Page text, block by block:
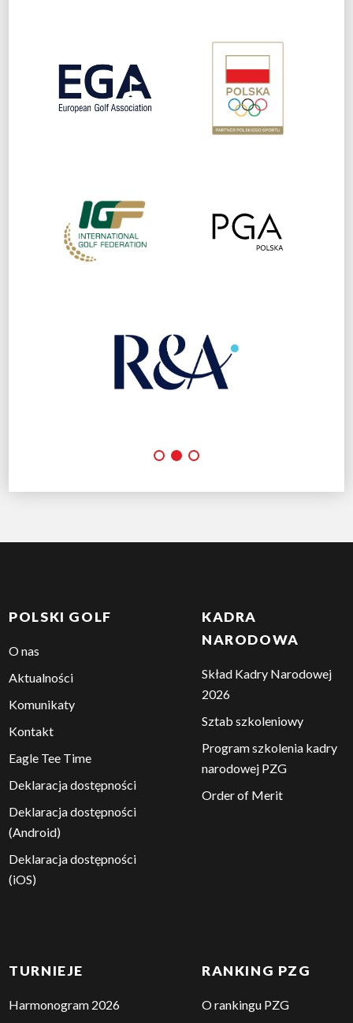
POLSKI GOLF
O nas
Aktualności
Komunikaty
Kontakt
Eagle Tee Time
Deklaracja dostępności
Deklaracja dostępności
(Android)
Deklaracja dostępności
(iOS)
KADRA
NARODOWA
Skład Kadry Narodowej
2026
Sztab szkoleniowy
Program szkolenia kadry
narodowej PZG
Order of Merit
TURNIEJE
Harmonogram 2026
RANKING PZG
O rankingu PZG